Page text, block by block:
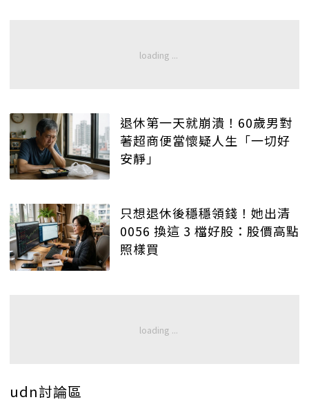
退休第一天就崩潰！60歲男對
著超商便當懷疑人生「一切好
安靜」
只想退休後穩穩領錢！她出清
0056 換這 3 檔好股：股價高點
照樣買
udn討論區